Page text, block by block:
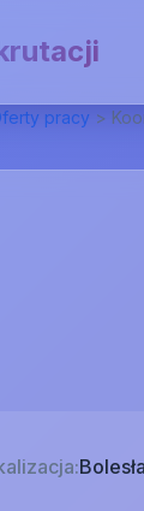
pracy >